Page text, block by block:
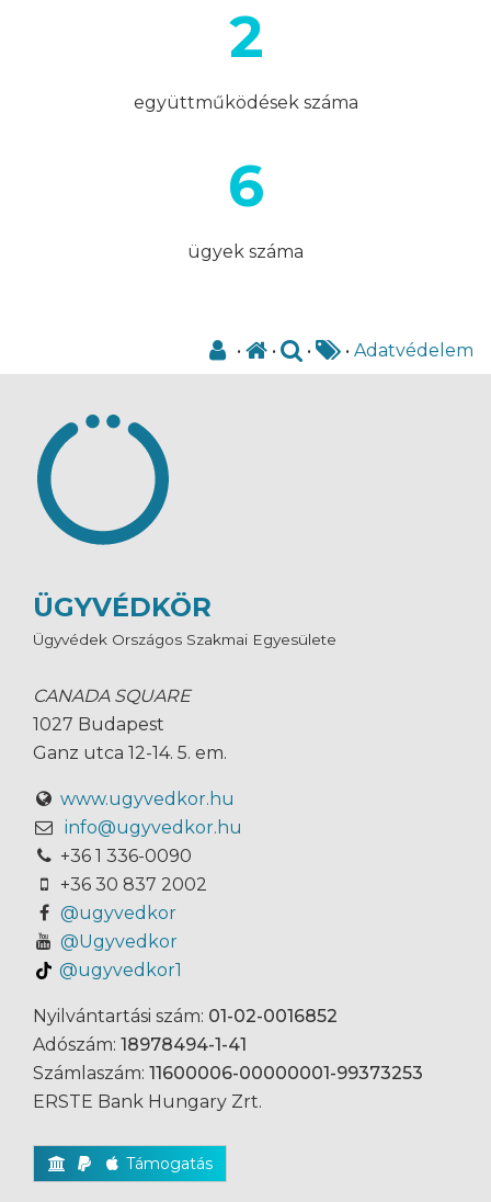
2
együttműködések száma
6
ügyek száma
• • • • Adatvédelem
ÜGYVÉDKÖR
Ügyvédek Országos Szakmai Egyesülete
CANADA SQUARE
1027 Budapest
Ganz utca 12-14. 5. em.
www.ugyvedkor.hu
info@ugyvedkor.hu
+36 1 336-0090
+36 30 837 2002
@ugyvedkor
@Ugyvedkor
@ugyvedkor1
Nyilvántartási szám: 01-02-0016852
Adószám: 18978494-1-41
Számlaszám: 11600006-00000001-99373253
ERSTE Bank Hungary Zrt.
Támogatás